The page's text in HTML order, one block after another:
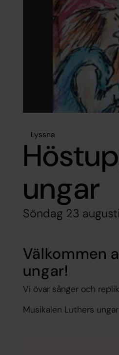
Lyssna
ungar
Söndag 23
Välkommen
ungar!
Vi övar sånger och
Musikalen Luthers